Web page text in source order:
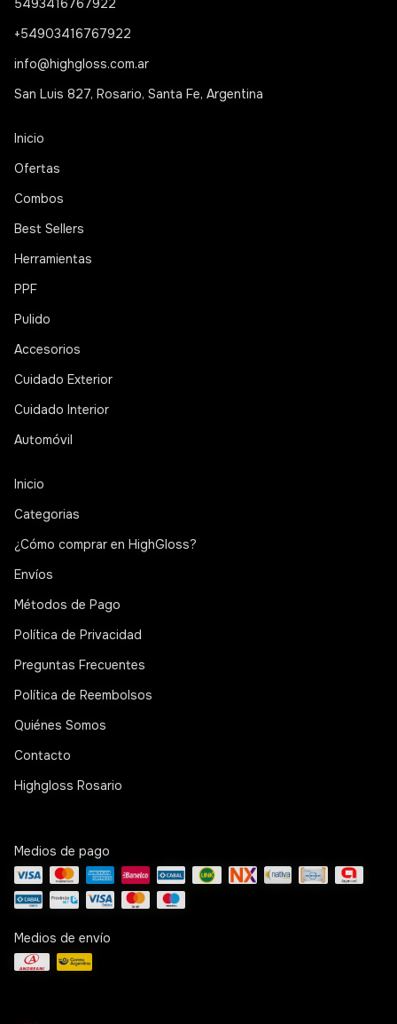
5493416767922
+54903416767922
info@highgloss.com.ar
San Luis 827, Rosario, Santa Fe, Argentina
Inicio
Ofertas
Combos
Best Sellers
Herramientas
PPF
Pulido
Accesorios
Cuidado Exterior
Cuidado Interior
Automóvil
Inicio
Categorias
¿Cómo comprar en HighGloss?
Envíos
Métodos de Pago
Política de Privacidad
Preguntas Frecuentes
Política de Reembolsos
Quiénes Somos
Contacto
Highgloss Rosario
Medios de pago
Medios de envío